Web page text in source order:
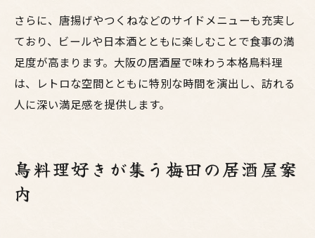
さらに、唐揚げやつくねなどのサイドメニューも充実し
ており、ビールや日本酒とともに楽しむことで食事の満
足度が高まります。大阪の居酒屋で味わう本格鳥料理
は、レトロな空間とともに特別な時間を演出し、訪れる
人に深い満足感を提供します。
鳥料理好きが集う梅田の居酒屋案
内